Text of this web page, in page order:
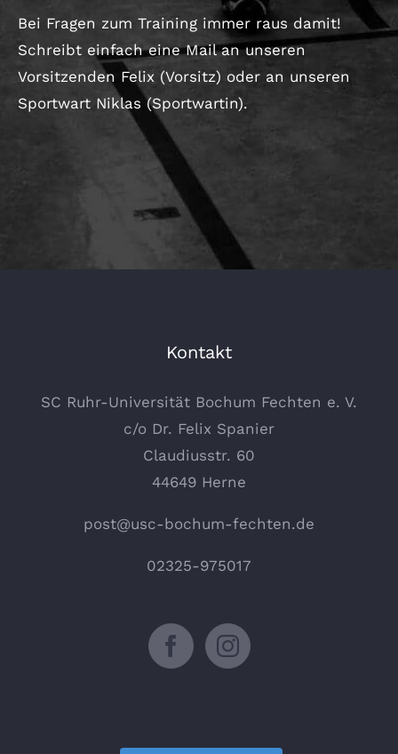
Bei Fragen zum Training immer raus damit!
Schreibt einfach eine Mail an unseren
Vorsitzenden Felix (Vorsitz) oder an unseren
Sportwart Niklas (Sportwartin).
Kontakt
SC Ruhr-Universität Bochum Fechten e. V.
c/o Dr. Felix Spanier
Claudiusstr. 60
44649 Herne
post@usc-bochum-fechten.de
02325-975017